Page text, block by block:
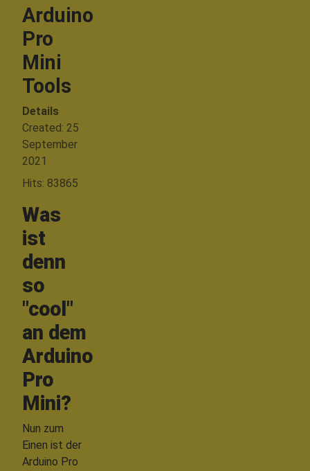
Arduino
Pro
Mini
Tools
Details
Created: 25
September
2021
Hits: 83865
Was
ist
denn
so
"cool"
an dem
Arduino
Pro
Mini?
Nun zum
Einen ist der
Arduino Pro